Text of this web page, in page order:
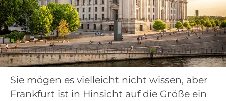
Sie mögen es vielleicht nicht wissen, aber
Frankfurt ist in Hinsicht auf die Größe ein